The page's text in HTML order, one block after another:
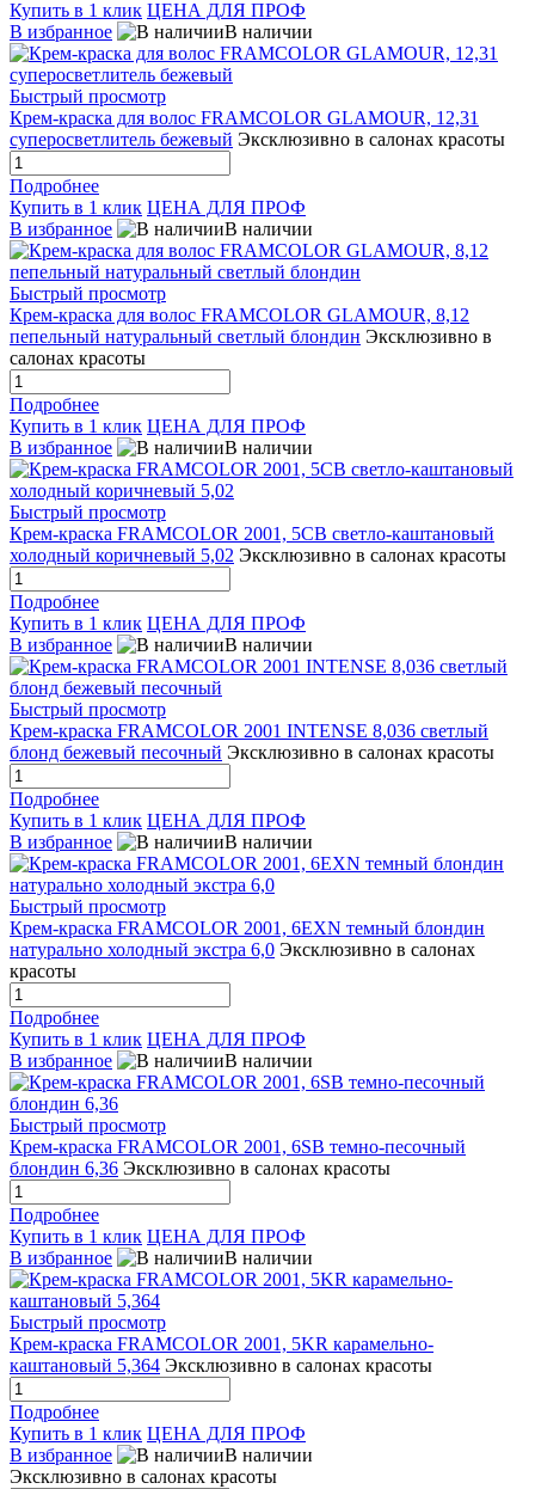
Купить в 1 клик ЦЕНА ДЛЯ ПРОФ
В избранное
В наличии
Быстрый просмотр
Крем-краска для волос FRAMCOLOR GLAMOUR, 12,31
суперосветлитель бежевый Эксклюзивно в салонах красоты
Подробнее
Купить в 1 клик ЦЕНА ДЛЯ ПРОФ
В избранное
В наличии
Быстрый просмотр
Крем-краска для волос FRAMCOLOR GLAMOUR, 8,12
пепельный натуральный светлый блондин Эксклюзивно в
салонах красоты
Подробнее
Купить в 1 клик ЦЕНА ДЛЯ ПРОФ
В избранное
В наличии
Быстрый просмотр
Крем-краска FRAMCOLOR 2001, 5CB светло-каштановый
холодный коричневый 5,02 Эксклюзивно в салонах красоты
Подробнее
Купить в 1 клик ЦЕНА ДЛЯ ПРОФ
В избранное
В наличии
Быстрый просмотр
Крем-краска FRAMCOLOR 2001 INTENSE 8,036 светлый
блонд бежевый песочный Эксклюзивно в салонах красоты
Подробнее
Купить в 1 клик ЦЕНА ДЛЯ ПРОФ
В избранное
В наличии
Быстрый просмотр
Крем-краска FRAMCOLOR 2001, 6EXN темный блондин
натурально холодный экстра 6,0 Эксклюзивно в салонах
красоты
Подробнее
Купить в 1 клик ЦЕНА ДЛЯ ПРОФ
В избранное
В наличии
Быстрый просмотр
Крем-краска FRAMCOLOR 2001, 6SB темно-песочный
блондин 6,36 Эксклюзивно в салонах красоты
Подробнее
Купить в 1 клик ЦЕНА ДЛЯ ПРОФ
В избранное
В наличии
Быстрый просмотр
Крем-краска FRAMCOLOR 2001, 5KR карамельно-
каштановый 5,364 Эксклюзивно в салонах красоты
Подробнее
Купить в 1 клик ЦЕНА ДЛЯ ПРОФ
В избранное
В наличии
Эксклюзивно в салонах красоты